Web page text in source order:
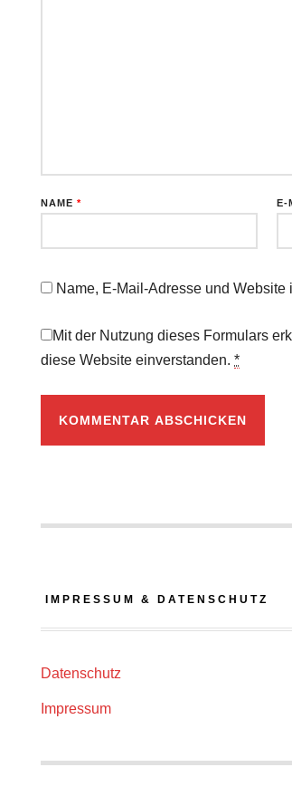
NAME * E-
Name, E-Mail-Adresse und
Mit der Nutzung dieses Formulars
diese Website einverstanden. *
IMPRESSUM & DATENSCHUTZ
Datenschutz
Impressum